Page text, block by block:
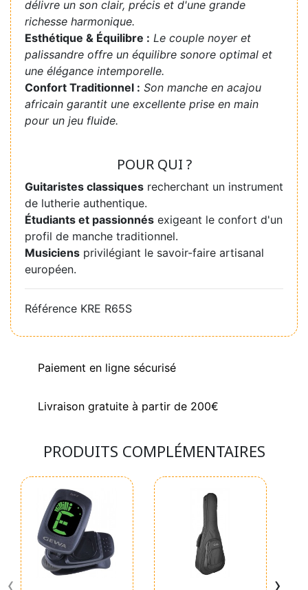
délivre un son clair, précis et d'une grande
richesse harmonique.
Esthétique & Équilibre : Le couple noyer et
palissandre offre un équilibre sonore optimal et
une élégance intemporelle.
Confort Traditionnel : Son manche en acajou
africain garantit une excellente prise en main
pour un jeu fluide.
POUR QUI ?
Guitaristes classiques recherchant un instrument
de lutherie authentique.
Étudiants et passionnés exigeant le confort d'un
profil de manche traditionnel.
Musiciens privilégiant le savoir-faire artisanal
européen.
Référence KRE R65S
Paiement en ligne sécurisé
Livraison gratuite à partir de 200€
PRODUITS COMPLÉMENTAIRES
‹ ›